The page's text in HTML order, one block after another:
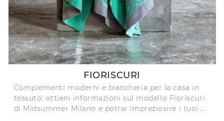
FIORISCURI
Complementi moderni e biancheria per la casa in
tessuto: ottieni informazioni sul modello Fioriscuri
di Midsummer Milano e potrai impreziosire i tuoi ...